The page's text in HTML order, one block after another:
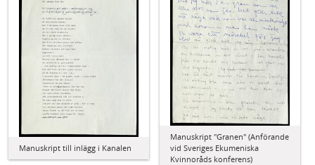
Manuskript "Granen" (Anförande
vid Sveriges Ekumeniska
Kvinnoråds konferens)
Manuskript till inlägg i Kanalen